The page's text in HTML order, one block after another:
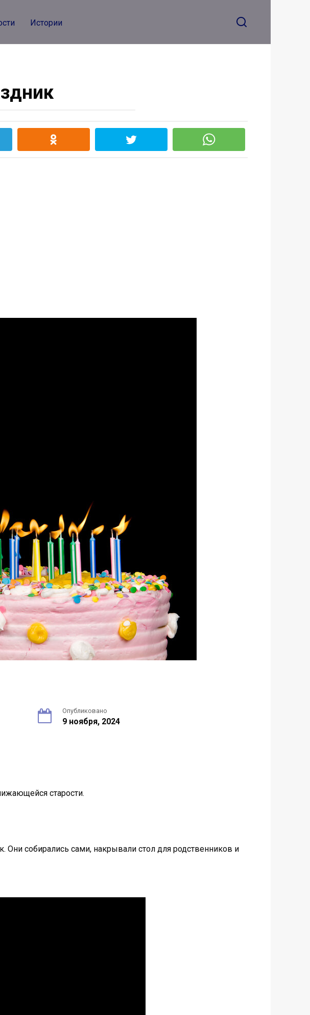
Истории
Опубликовано
9 ноября, 2024
старости.
Они собирались сами, накрывали стол для родственников и